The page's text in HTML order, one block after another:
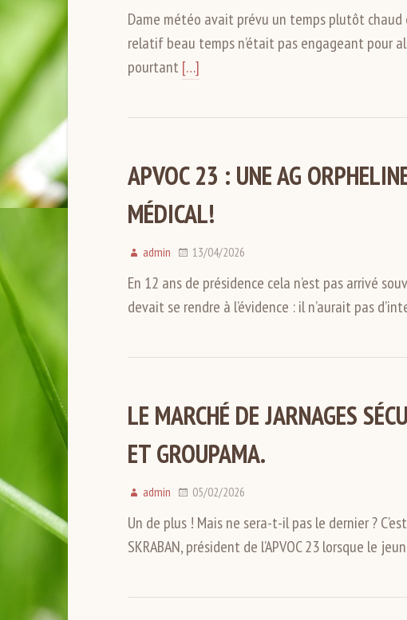
Dame météo avait prévu un temps plutôt chaud
relatif beau temps n’était pas engageant pour
pourtant[…]
APVOC 23 : UNE AG
MÉDICAL!
admin 13/04/2026
En 12 ans de présidence cela n’est pas arrivé
devait se rendre à l’évidence : il n’aurait pas
LE MARCHÉ DE JARNAGES
ET GROUPAMA.
admin 05/02/2026
Un de plus ! Mais ne sera-t-il pas le dernier ?
SKRABAN, président de l’APVOC 23 lorsque le